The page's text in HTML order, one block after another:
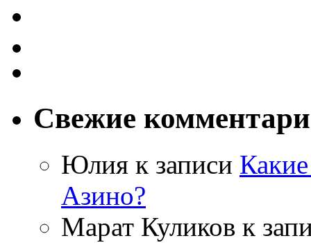
Свежие
Юлия к записи
Азино?
Марат Куликов к